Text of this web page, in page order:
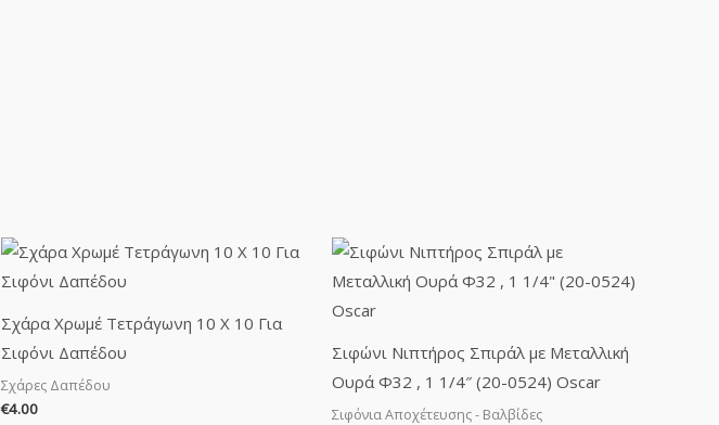
Σχάρα Χρωμέ Τετράγωνη 10 Χ 10 Για
Σιφόνι Δαπέδου
Σχάρες Δαπέδου
€4.00
Σιφώνι Νιπτήρος Σπιράλ με Μεταλλική
Ουρά Φ32 , 1 1/4″ (20-0524) Oscar
Σιφόνια Αποχέτευσης - Βαλβίδες